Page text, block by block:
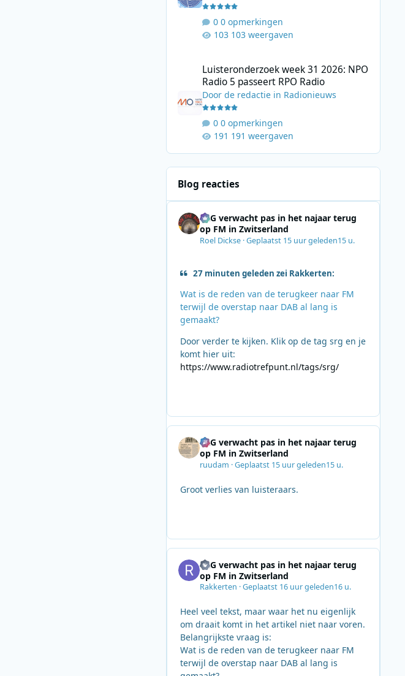
0 opmerkingen
103 weergaven
Luisteronderzoek week 31 2026: NPO
Radio 5 passeert RPO Radio
Door de redactiein Radionieuws
0 opmerkingen
191 weergaven
Blog reacties
SRG verwacht pas in het najaar terug
op FM in Zwitserland
Roel Dickse·Geplaatst 15 uur geleden15 u.
27 minuten geleden zei Rakkerten:
Wat is de reden van de terugkeer naar FM
terwijl de overstap naar DAB al lang is
gemaakt?
Door verder te kijken. Klik op de tag srg en je
komt hier uit:
https://www.radiotrefpunt.nl/tags/srg/
SRG verwacht pas in het najaar terug
op FM in Zwitserland
ruudam ·Geplaatst 15 uur geleden15 u.
Groot verlies van luisteraars.
SRG verwacht pas in het najaar terug
op FM in Zwitserland
Rakkerten ·Geplaatst 16 uur geleden16 u.
Heel veel tekst, maar waar het nu eigenlijk
om draait komt in het artikel niet naar voren.
Belangrijkste vraag is:
Wat is de reden van de terugkeer naar FM
terwijl de overstap naar DAB al lang is